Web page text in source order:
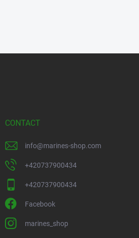
CONTACT
info@marines-shop.com
+420737900434
+420737900434
Facebook
marines_shop